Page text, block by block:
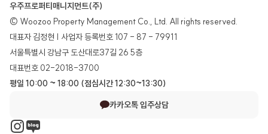
우주프로퍼티매니지먼트(주)
© Woozoo Property Management Co., Ltd. All rights reserved.
대표자 김정현 | 사업자 등록번호 107 - 87 - 79911
서울특별시 강남구 도산대로37길 26 5층
대표번호 02-2018-3700
평일 10:00 ~ 18:00 (점심시간 12:30~13:30)
카카오톡 입주상담